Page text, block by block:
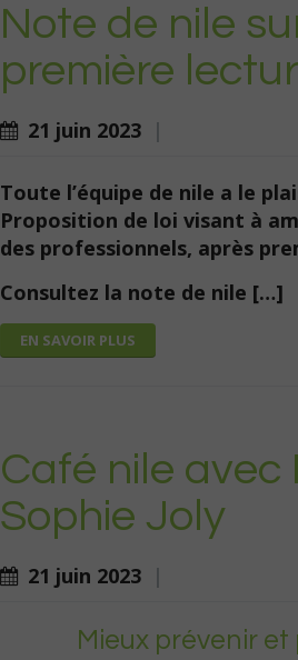
Note de nile
première
21 juin 2023 |
Toute l’équipe de nile a le
Proposition de loi visant à
des professionnels, après
Consultez la note de nile […]
EN SAVOIR PLUS
Café nile avec
Sophie Joly
21 juin 2023 |
Mieux prévenir